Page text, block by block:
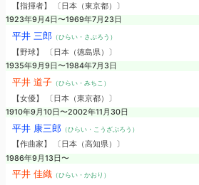
【指揮者】 〔日本（東京都）〕
1923年9月4日〜1969年7月23日
平井 三郎（ひらい・さぶろう）
【野球】 〔日本（徳島県）〕
1935年9月9日〜1984年7月3日
平井 道子（ひらい・みちこ）
【女優】 〔日本（東京都）〕
1910年9月10日〜2002年11月30日
平井 康三郎（ひらい・こうざぶろう）
【作曲家】 〔日本（高知県）〕
1986年9月13日〜
平井 佳織（ひらい・かおり）